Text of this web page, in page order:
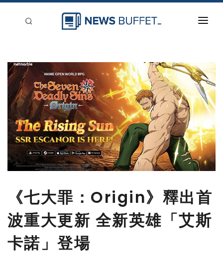
新聞稿分類
登入
刊登
《七大罪：Origin》釋出首
波重大更新 全新英雄「艾斯
卡諾」登場